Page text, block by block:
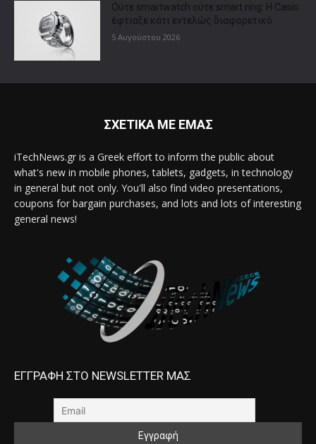
Ούτε smartwatch ούτε smart ring: Η Casio
έφτιαξε κάτι εντελώς διαφορετικό
5 Αυγούστου 2026
ΣΧΕΤΙΚΑ ΜΕ ΕΜΑΣ
iTechNews.gr is a Greek effort to inform the public about
what's new in mobile phones, tablets, gadgets, in technology
in general but not only. You'll also find video presentations,
coupons for bargain purchases, and lots and lots of interesting
general news!
ΕΓΓΡΑΦΗ ΣΤΟ NEWSLETTER ΜΑΣ